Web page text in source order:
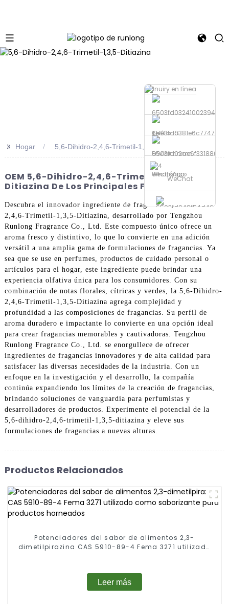
Teléfono
Enviar correo
electrónico
WhatsApp
WeChat
>> Hogar 5,6-Dihidro-2,4,6-Trimetil-1,3,5-Ditiazina
OEM 5,6-Dihidro-2,4,6-Trimetil-1,3,5-
Ditiazina De Los Principales Fabricantes
Descubra el innovador ingrediente de fragancia 5,6-Dihidro-
2,4,6-Trimetil-1,3,5-Ditiazina, desarrollado por Tengzhou
Runlong Fragrance Co., Ltd. Este compuesto único ofrece un
aroma fresco y distintivo, lo que lo convierte en una adición
versátil a una amplia gama de formulaciones de fragancias. Ya
sea que se use en perfumes, productos de cuidado personal o
artículos para el hogar, este ingrediente puede brindar una
experiencia olfativa única para los consumidores. Con su
combinación de notas florales, cítricas y verdes, la 5,6-Dihidro-
2,4,6-Trimetil-1,3,5-Ditiazina agrega complejidad y
profundidad a las composiciones de fragancias. Su perfil de
aroma duradero e impactante lo convierte en una opción ideal
para crear fragancias memorables y cautivadoras. Tengzhou
Runlong Fragrance Co., Ltd. se enorgullece de ofrecer
ingredientes de fragancias innovadores y de alta calidad para
satisfacer las diversas necesidades de la industria. Con un
enfoque en la investigación y el desarrollo, la compañía
continúa expandiendo los límites de la creación de fragancias,
brindando soluciones de vanguardia para perfumistas y
desarrolladores de productos. Experimente el potencial de la
5,6-dihidro-2,4,6-trimetil-1,3,5-ditiazina y eleve sus
formulaciones de fragancias a nuevas alturas.
Productos Relacionados
Potenciadores del sabor de alimentos 2,3-
dimetilpirazina CAS 5910-89-4 Fema 3271 utilizado
Leer más